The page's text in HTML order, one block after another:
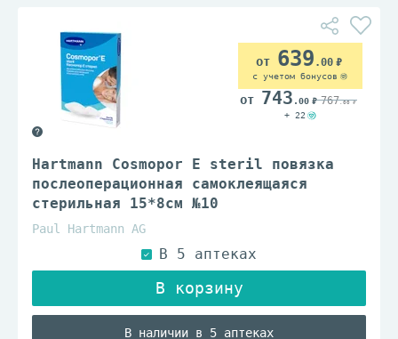
Hartmann Cosmopor E steril повязка
послеоперационная самоклеящаяся
стерильная 15*8см №10
Paul Hartmann AG
В наличии в 5 аптеках
639 .00
с учетом бонусов
743 .00 767.00
+ 22